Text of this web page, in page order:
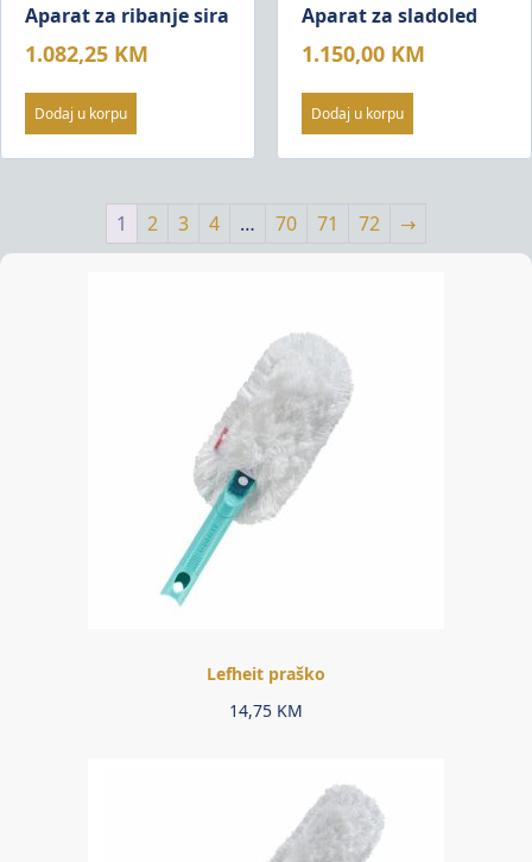
Aparat za ribanje sira
1.082,25 KM
Dodaj u korpu
Aparat za sladoled
1.150,00 KM
Dodaj u korpu
1 2 3 4 … 70 71 72 →
Lefheit praško
14,75 KM